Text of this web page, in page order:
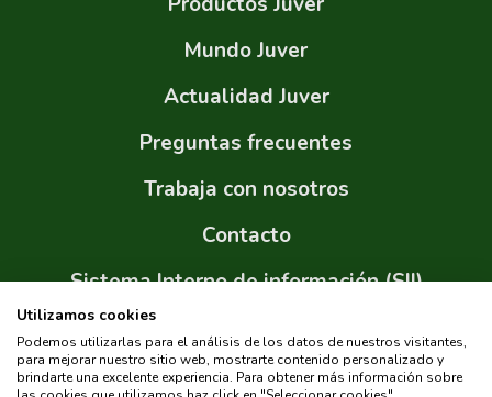
Mundo Juver
Actualidad Juver
Preguntas frecuentes
Trabaja con nosotros
Contacto
Sistema Interno de información (SII)
Utilizamos cookies
Podemos utilizarlas para el análisis de los datos de nuestros visitantes,
para mejorar nuestro sitio web, mostrarte contenido personalizado y
brindarte una excelente experiencia. Para obtener más información sobre